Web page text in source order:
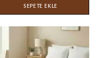
SEPETE EKLE